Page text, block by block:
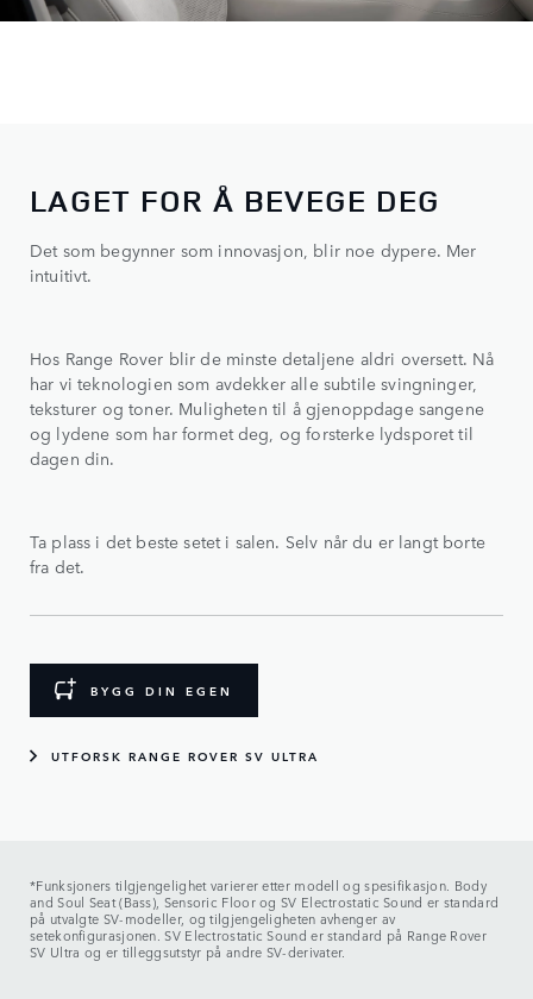
LAGET FOR Å BEVEGE DEG
Det som begynner som innovasjon, blir noe dypere. Mer
intuitivt.
Hos Range Rover blir de minste detaljene aldri oversett. Nå
har vi teknologien som avdekker alle subtile svingninger,
teksturer og toner. Muligheten til å gjenoppdage sangene
og lydene som har formet deg, og forsterke lydsporet til
dagen din.
Ta plass i det beste setet i salen. Selv når du er langt borte
fra det.
BYGG DIN EGEN
UTFORSK RANGE ROVER SV ULTRA
*Funksjoners tilgjengelighet varierer etter modell og spesifikasjon. Body
and Soul Seat (Bass), Sensoric Floor og SV Electrostatic Sound er standard
på utvalgte SV-modeller, og tilgjengeligheten avhenger av
setekonfigurasjonen. SV Electrostatic Sound er standard på Range Rover
SV Ultra og er tilleggsutstyr på andre SV-derivater.